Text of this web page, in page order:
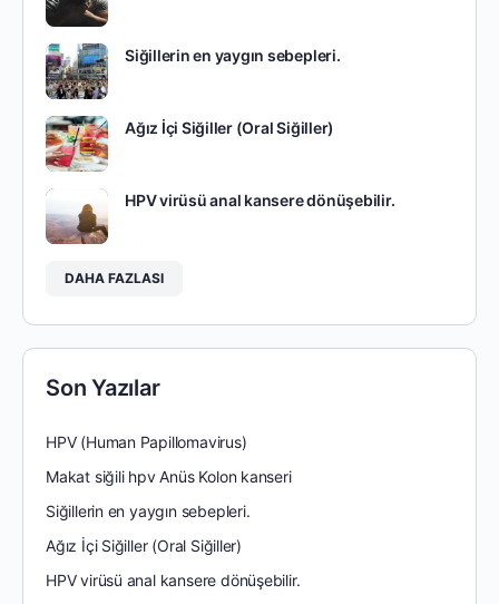
Siğillerin en yaygın sebepleri.
Ağız İçi Siğiller (Oral Siğiller)
HPV virüsü anal kansere dönüşebilir.
DAHA FAZLASI
Son Yazılar
HPV (Human Papillomavirus)
Makat siğili hpv Anüs Kolon kanseri
Siğillerin en yaygın sebepleri.
Ağız İçi Siğiller (Oral Siğiller)
HPV virüsü anal kansere dönüşebilir.